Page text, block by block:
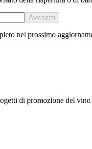
Avvisami
nel prossimo
di promozione del